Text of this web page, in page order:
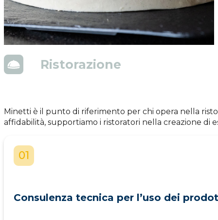
Ristorazione
Minetti è il punto di riferimento per chi opera nella
affidabilità, supportiamo i ristoratori nella creazione di
01
Consulenza tecnica per l’uso dei